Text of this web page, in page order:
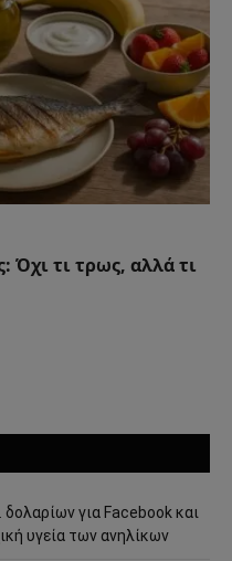
Όχι τι τρως, αλλά τι
για Facebook και
υγεία των ανηλίκων